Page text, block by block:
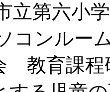
立第六小
コンルー
教育課程